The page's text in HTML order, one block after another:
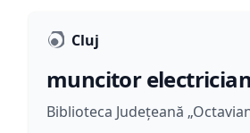
Cluj
muncitor electrician
Biblioteca Județeană